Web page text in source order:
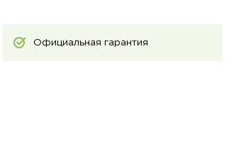
Официальная гарантия